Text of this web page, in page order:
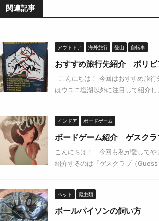
関連記事
アウトドア 海外旅行 登山 自転車
おすすめ旅行先紹介 ボリビ
こんにちは！ 今回はおすすめ旅
はウユニ塩湖以外に注目して紹介
インドア ボードゲーム
ボードゲーム紹介 ゲスクラ
こんにちは！ 今回も私が愛してや
紹介するのは「ゲスクラブ（
ペット 爬虫類
ボールパイソンの飼い方